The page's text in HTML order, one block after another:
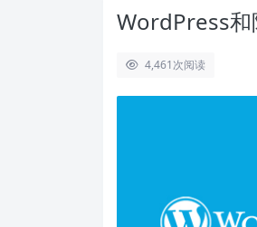
WordPress和
4,461次阅读